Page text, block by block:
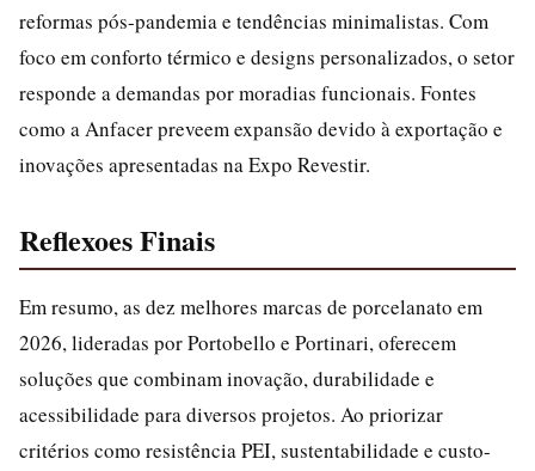
reformas pós-pandemia e tendências minimalistas. Com
foco em conforto térmico e designs personalizados, o setor
responde a demandas por moradias funcionais. Fontes
como a Anfacer preveem expansão devido à exportação e
inovações apresentadas na Expo Revestir.
Reflexoes Finais
Em resumo, as dez melhores marcas de porcelanato em
2026, lideradas por Portobello e Portinari, oferecem
soluções que combinam inovação, durabilidade e
acessibilidade para diversos projetos. Ao priorizar
critérios como resistência PEI, sustentabilidade e custo-